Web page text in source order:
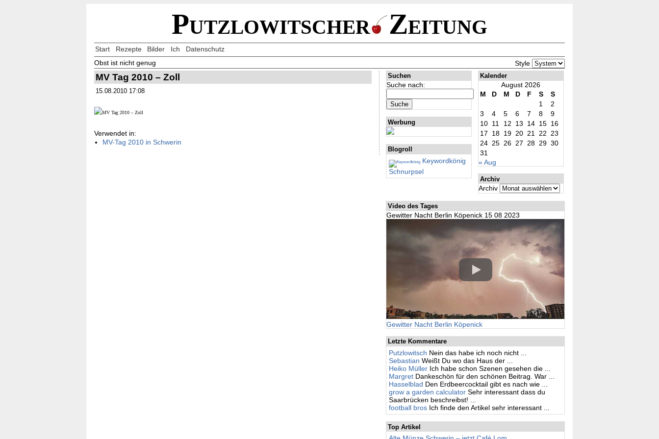
Putzlowitscher Zeitung
Start Rezepte Bilder Ich
Datenschutz
Obst ist nicht genug
Style
MV Tag 2010 – Zoll
15.08.2010 17:08
Verwendet in:
MV-Tag 2010 in Schwerin
Suchen
Suche nach:
Werbung
Blogroll
Keywordkönig
Schnurpsel
Kalender
August 2026
M
D M D F S
S
1
2
3
4 5 6 7 8
9
10 11 12 13 14 15 16
17
18 19 20 21 22
23
24 25 26 27 28 29 30
31
« Aug
Archiv
Archiv
Video des Tages
Gewitter Nacht Berlin Köpenick 15 08 2023
Gewitter Nacht Berlin Köpenick
Letzte Kommentare
Putzlowitsch Nein das habe ich noch nicht ...
Sebastian Weißt Du wo das Haus der ...
Heiko Müller Ich habe schon Szenen gesehen die ...
Margret Dankeschön für den schönen Beitrag. War ...
Hasselblad Den Erdbeercocktail gibt es nach wie ...
grow a garden calculator Sehr interessant dass du
Saarbrücken beschreibst! ...
football bros Ich finde den Artikel sehr interessant ...
Top Artikel